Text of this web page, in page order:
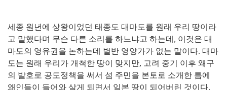
세종 원년에 상왕이었던 태종도 대마도를 원래 우리 땅이라
고 말했다며 무슨 다른 소리를 하느냐고 하는데 , 이것은 대
마도의 영유권을 논하는데 별반 영양가가 없는 말이다. 대마
도는 원래 우리가 개척한 땅이 맞지만, 고려 중기 이후 왜구
의 발호로 공도정책을 써서 섬 주민을 본토로 소개한 틈에
왜인들이 들어와 살게 되면서 일본 땅이 되어버린 것이다.